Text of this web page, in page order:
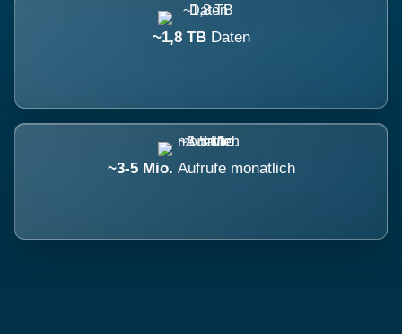
~1,8 TB Daten
~3-5 Mio. Aufrufe monatlich